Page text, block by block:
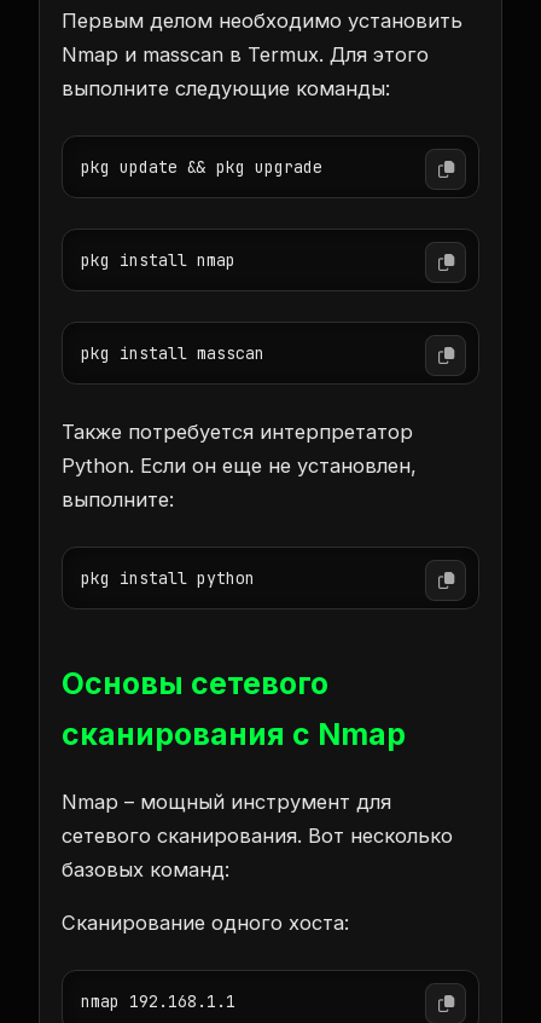
Первым делом необходимо установить
Nmap и masscan в Termux. Для этого
выполните следующие команды:
pkg update && pkg upgrade
pkg install nmap
pkg install masscan
Также потребуется интерпретатор
Python. Если он еще не установлен,
выполните:
pkg install python
Основы сетевого
сканирования с Nmap
Nmap – мощный инструмент для
сетевого сканирования. Вот несколько
базовых команд:
Сканирование одного хоста:
nmap 192.168.1.1